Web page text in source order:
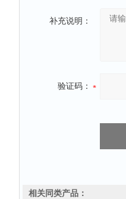
补充说明：
验证码：
相关同类产品：